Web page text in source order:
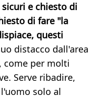
e chiesto di
di fare "la
questi
distacco dall'area
come per molti
Serve ribadire,
solo al